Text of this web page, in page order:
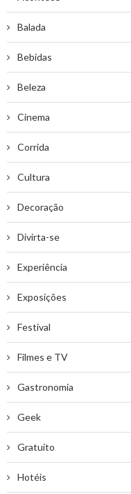
Balada
Bebidas
Beleza
Cinema
Corrida
Cultura
Decoração
Divirta-se
Experiência
Exposições
Festival
Filmes e TV
Gastronomia
Geek
Gratuito
Hotéis